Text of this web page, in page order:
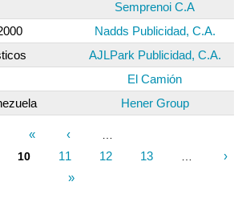
Semprenoi C.A
Nadds Publicidad, C.A.
AJLPark Publicidad, C.A.
El Camión
Hener Group
« ‹
10 11 12 13
›
»